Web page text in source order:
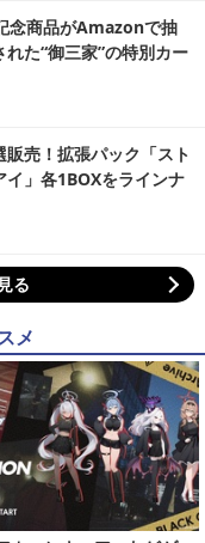
念商品がAmazonで抽
た“御三家”の特別カー
売！拡張パック「スト
」各1BOXをラインナ
る
メ